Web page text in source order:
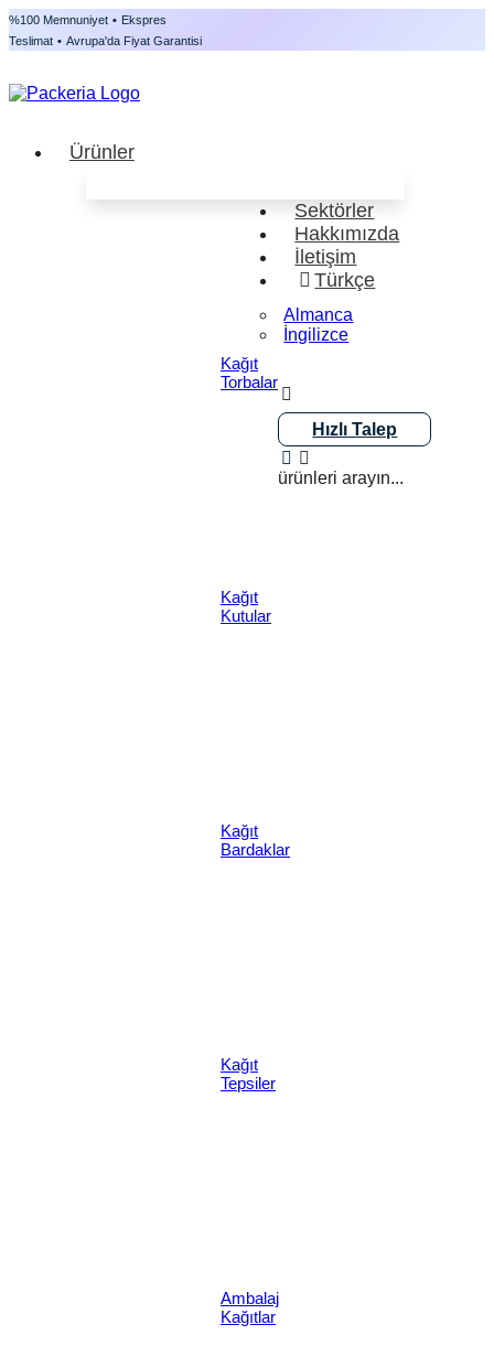
%100 Memnuniyet • Ekspres
Teslimat • Avrupa'da Fiyat Garantisi
Ürünler
Kağıt
Torbalar
Kağıt
Kutular
Kağıt
Bardaklar
Kağıt
Tepsiler
Ambalaj
Kağıtlar
Sektörler
Hakkımızda
İletişim
Türkçe
Almanca
İngilizce
Hızlı Talep
ürünleri arayın...